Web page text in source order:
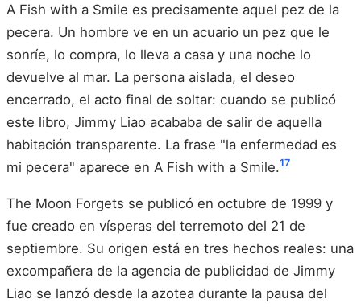
A Fish with a Smile es precisamente aquel pez de la
pecera. Un hombre ve en un acuario un pez que le
sonríe, lo compra, lo lleva a casa y una noche lo
devuelve al mar. La persona aislada, el deseo
encerrado, el acto final de soltar: cuando se publicó
este libro, Jimmy Liao acababa de salir de aquella
habitación transparente. La frase "la enfermedad es
mi pecera" aparece en A Fish with a Smile.17
The Moon Forgets se publicó en octubre de 1999 y
fue creado en vísperas del terremoto del 21 de
septiembre. Su origen está en tres hechos reales: una
excompañera de la agencia de publicidad de Jimmy
Liao se lanzó desde la azotea durante la pausa del